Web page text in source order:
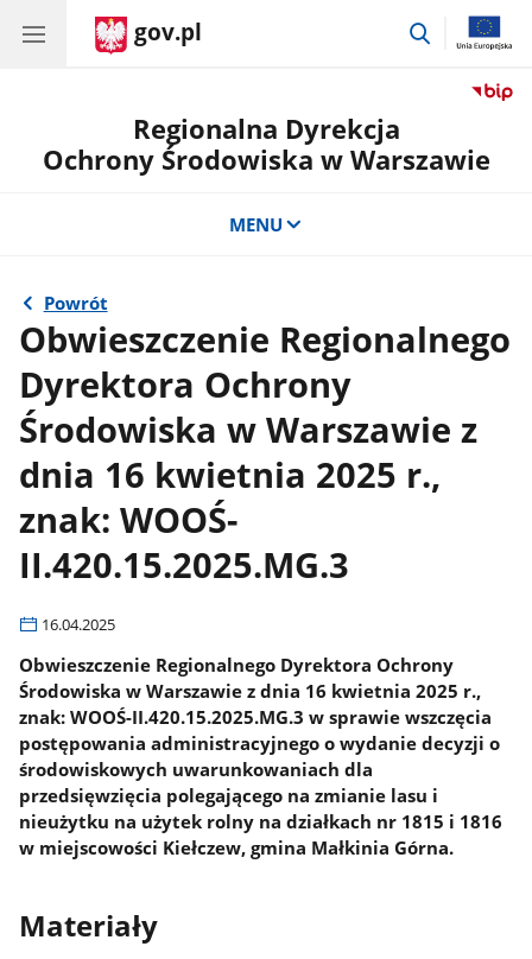
gov.pl
przejdź
Regionalna Dyrekcja
Ochrony Środowiska w Warszawie
MENU
Powrót
Obwieszczenie Regionalnego
Dyrektora Ochrony
Środowiska w Warszawie z
dnia 16 kwietnia 2025 r.,
znak: WOOŚ-
II.420.15.2025.MG.3
16.04.2025
Obwieszczenie Regionalnego Dyrektora Ochrony
Środowiska w Warszawie z dnia 16 kwietnia 2025 r.,
znak: WOOŚ-II.420.15.2025.MG.3 w sprawie wszczęcia
postępowania administracyjnego o wydanie decyzji o
środowiskowych uwarunkowaniach dla
przedsięwzięcia polegającego na zmianie lasu i
nieużytku na użytek rolny na działkach nr 1815 i 1816
w miejscowości Kiełczew, gmina Małkinia Górna.
Materiały